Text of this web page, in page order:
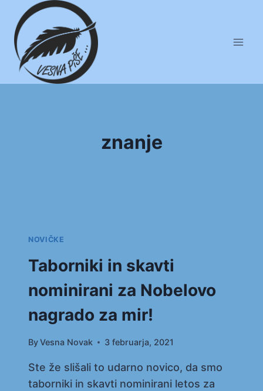
content
znanje
NOVIČKE
Taborniki in skavti
nominirani za Nobelovo
nagrado za mir!
ByVesna Novak 3 februarja, 2021
Ste že slišali to udarno novico, da smo
taborniki in skavti nominirani letos za